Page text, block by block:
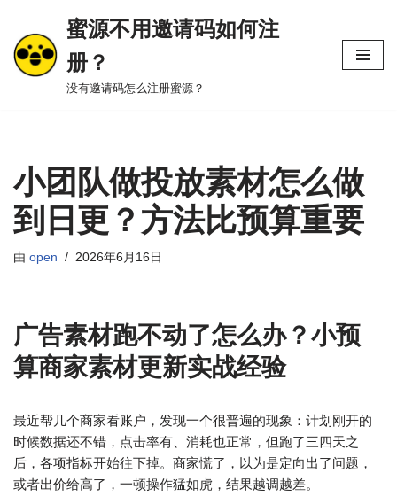
跳
至
蜜源不用邀请码如何注
册？
没有邀请码怎么注册蜜源？
小团队做投放素材怎么做
到日更？方法比预算重要
由 open 2026年6月16日
广告素材跑不动了怎么办？小预
算商家素材更新实战经验
最近帮几个商家看账户，发现一个很普遍的现象：计划刚开的
时候数据还不错，点击率有、消耗也正常，但跑了三四天之
后，各项指标开始往下掉。商家慌了，以为是定向出了问题，
或者出价给高了，一顿操作猛如虎，结果越调越差。